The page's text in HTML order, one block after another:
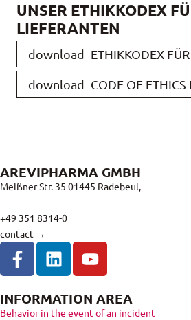
UNSER ETHIKKODEX
LIEFERANTEN
download ETHIKKODEX
download CODE OF ETHICS
AREVIPHARMA GMBH
Meißner Str. 35 01445 Radebeul,
+49 351 8314-0
contact →
INFORMATION AREA
Behavior in the event of an incident